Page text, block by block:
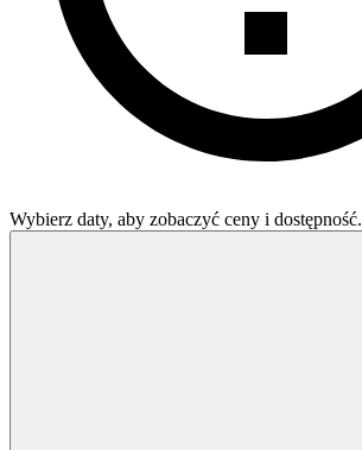
Wybierz daty, aby zobaczyć ceny i dostępność.